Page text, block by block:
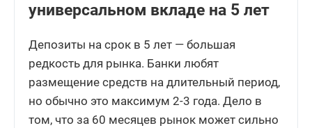
универсальном вкладе на 5 лет
Депозиты на срок в 5 лет — большая
редкость для рынка. Банки любят
размещение средств на длительный период,
но обычно это максимум 2-3 года. Дело в
том, что за 60 месяцев рынок может сильно